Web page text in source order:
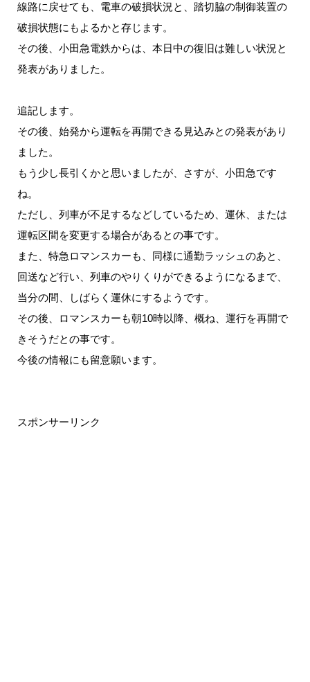
線路に戻せても、電車の破損状況と、踏切脇の制御装置の
破損状態にもよるかと存じます。
その後、小田急電鉄からは、本日中の復旧は難しい状況と
発表がありました。
追記します。
その後、始発から運転を再開できる見込みとの発表があり
ました。
もう少し長引くかと思いましたが、さすが、小田急です
ね。
ただし、列車が不足するなどしているため、運休、または
運転区間を変更する場合があるとの事です。
また、特急ロマンスカーも、同様に通勤ラッシュのあと、
回送など行い、列車のやりくりができるようになるまで、
当分の間、しばらく運休にするようです。
その後、ロマンスカーも朝10時以降、概ね、運行を再開で
きそうだとの事です。
今後の情報にも留意願います。
スポンサーリンク